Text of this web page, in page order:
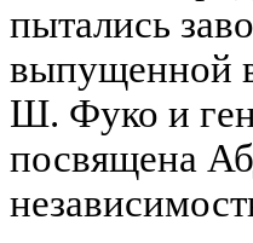
пытались
выпущенной
Ш. Фуко и
посвящена